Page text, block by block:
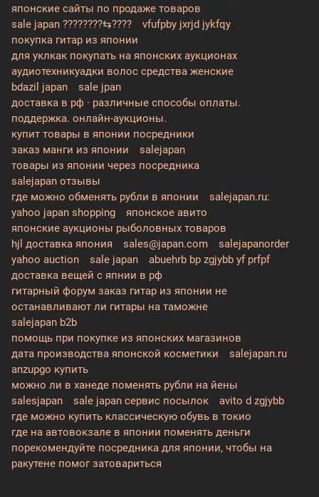
японские сайты по продаже товаров
sale japan ????????⇆????
vfufpby jxrjd jykfqy
покупка гитар из японии
для уклкак покупать на японских аукционах
аудиотехникуадки волос средства женские
bdazil japan
sale jpan
доставка в рф · различные способы оплаты.
поддержка. онлайн-аукционы.
купит товары в японии посредники
заказ манги из японии
salejapan
товары из японии через посредника
salejapan отзывы
где можно обменять рубли в японии
salejapan.ru:
yahoo japan shopping
японское авито
японские аукционы рыболовных товаров
hjl доставка япония
sales@japan.com
salejapanorder
yahoo auction
sale japan
abuehrb bp zgjybb yf prfpf
доставка вещей с япнии в рф
гитарный форум заказ гитар из японии не
останавливают ли гитары на таможне
salejapan b2b
помощь при покупке из японских магазинов
дата производства японской косметики
salejapan.ru
anzupgo купить
можно ли в ханеде поменять рубли на йены
salesjapan
sale japan сервис посылок
avito d zgjybb
где можно купить классическую обувь в токио
где на автовокзале в японии поменять деньги
порекомендуйте посредника для японии, чтобы на
ракутене помог затовариться